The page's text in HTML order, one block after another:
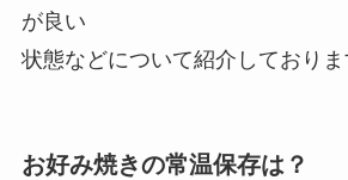
が良い
状態などについて紹介しておりま
お好み焼きの常温保存は？